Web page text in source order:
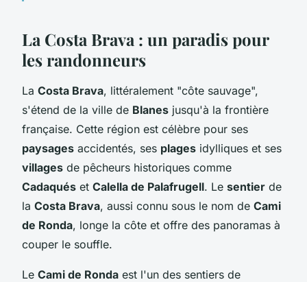
La Costa Brava : un paradis pour
les randonneurs
La Costa Brava, littéralement "côte sauvage",
s'étend de la ville de Blanes jusqu'à la frontière
française. Cette région est célèbre pour ses
paysages accidentés, ses plages idylliques et ses
villages de pêcheurs historiques comme
Cadaqués et Calella de Palafrugell. Le sentier de
la Costa Brava, aussi connu sous le nom de Cami
de Ronda, longe la côte et offre des panoramas à
couper le souffle.
Le Cami de Ronda est l'un des sentiers de